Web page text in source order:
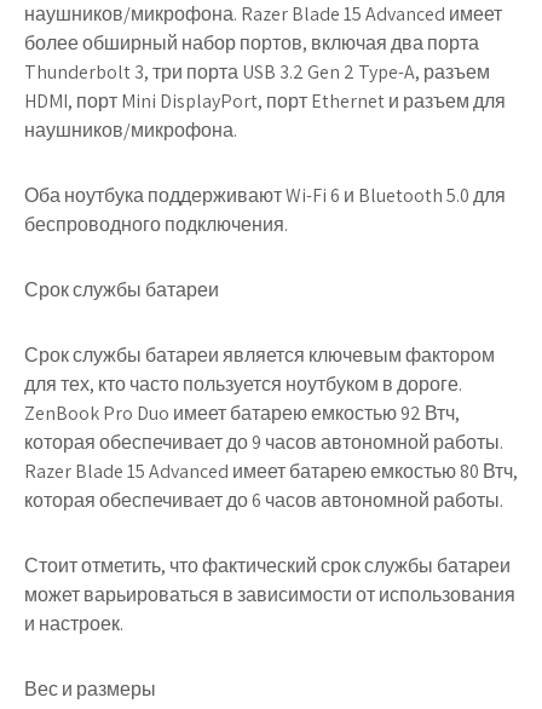
наушников/микрофона. Razer Blade 15 Advanced имеет
более обширный набор портов, включая два порта
Thunderbolt 3, три порта USB 3.2 Gen 2 Type-A, разъем
HDMI, порт Mini DisplayPort, порт Ethernet и разъем для
наушников/микрофона.
Оба ноутбука поддерживают Wi-Fi 6 и Bluetooth 5.0 для
беспроводного подключения.
Срок службы батареи
Срок службы батареи является ключевым фактором
для тех, кто часто пользуется ноутбуком в дороге.
ZenBook Pro Duo имеет батарею емкостью 92 Втч,
которая обеспечивает до 9 часов автономной работы.
Razer Blade 15 Advanced имеет батарею емкостью 80 Втч,
которая обеспечивает до 6 часов автономной работы.
Стоит отметить, что фактический срок службы батареи
может варьироваться в зависимости от использования
и настроек.
Вес и размеры